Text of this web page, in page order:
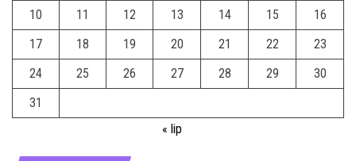
10
11 12 13 14 15
16
17
18 19 20 21 22
23
24
25 26 27 28 29
30
31
« lip